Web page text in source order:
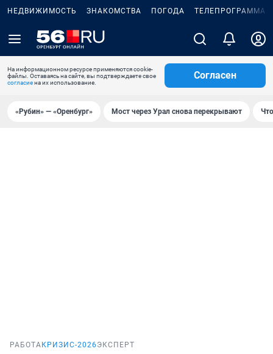
НЕДВИЖИМОСТЬ ЗНАКОМСТВА ПОГОДА ТЕЛЕПРОГРАММА
На информационном ресурсе применяются cookie-
файлы. Оставаясь на сайте, вы подтверждаете свое
согласиена их использование.
Согласен
«Рубин» — «Оренбург» Мост через Урал снова перекрывают
РАБОТА КРИЗИС-2026ЭКСПЕРТ